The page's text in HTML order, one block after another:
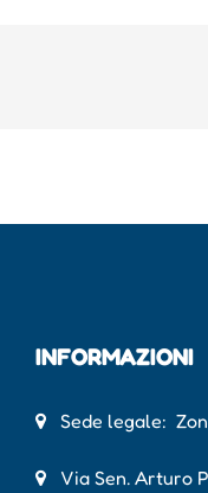
INFORMAZIONI
Sede legale:
Via Sen. Arturo